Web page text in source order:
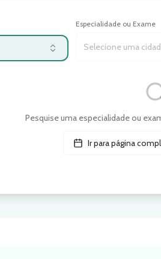
Especialidade ou Exame
Pesquise uma especialidade ou
Ir para página